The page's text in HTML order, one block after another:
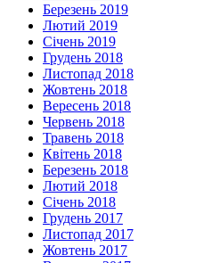
Березень 2019
Лютий 2019
Січень 2019
Грудень 2018
Листопад 2018
Жовтень 2018
Вересень 2018
Червень 2018
Травень 2018
Квітень 2018
Березень 2018
Лютий 2018
Січень 2018
Грудень 2017
Листопад 2017
Жовтень 2017